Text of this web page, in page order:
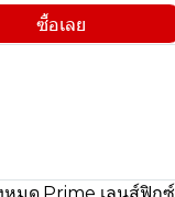
ซื้อเลย